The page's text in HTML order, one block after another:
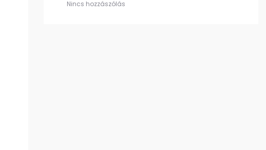
Nincs hozzászólás